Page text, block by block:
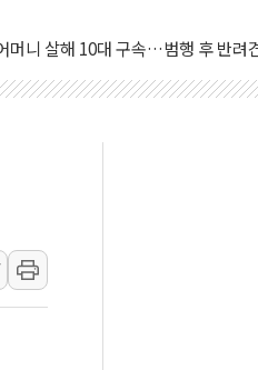
경북 경선서 정청래에 승리…金
구·경북 경선 결과...김민석
선 결과 발표...정청래 47.82% 김민
선 결과 발표...김민석 50.30% 정청
억 지급 확정되나…재상고 앞두고
공인에 '행복상자' 전달
'태극기 거꾸로' 논란…이틀만에 철